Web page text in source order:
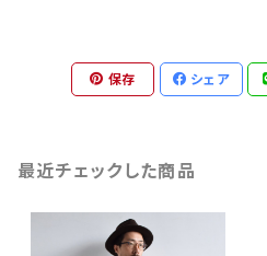
保存 シェア
最近チェックした商品